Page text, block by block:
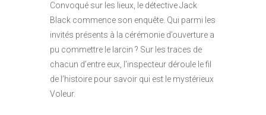
Convoqué sur les lieux, le détective Jack
Black commence son enquête. Qui parmi les
invités présents à la cérémonie d’ouverture a
pu commettre le larcin ? Sur les traces de
chacun d’entre eux, l’inspecteur déroule le fil
de l’histoire pour savoir qui est le mystérieux
Voleur.